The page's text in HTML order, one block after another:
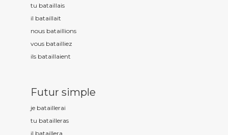
tu bataillais
il bataillait
nous bataillions
vous batailliez
ils bataillaient
Futur simple
je bataillerai
tu batailleras
il bataillera